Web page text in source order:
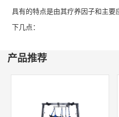
具有的特点是由其疗养因子和主要
下几点：
疗养院一般设在具有某种天然疗养
美的疗养地（区），而医院一般设
（二）收住对象不同
产品推荐